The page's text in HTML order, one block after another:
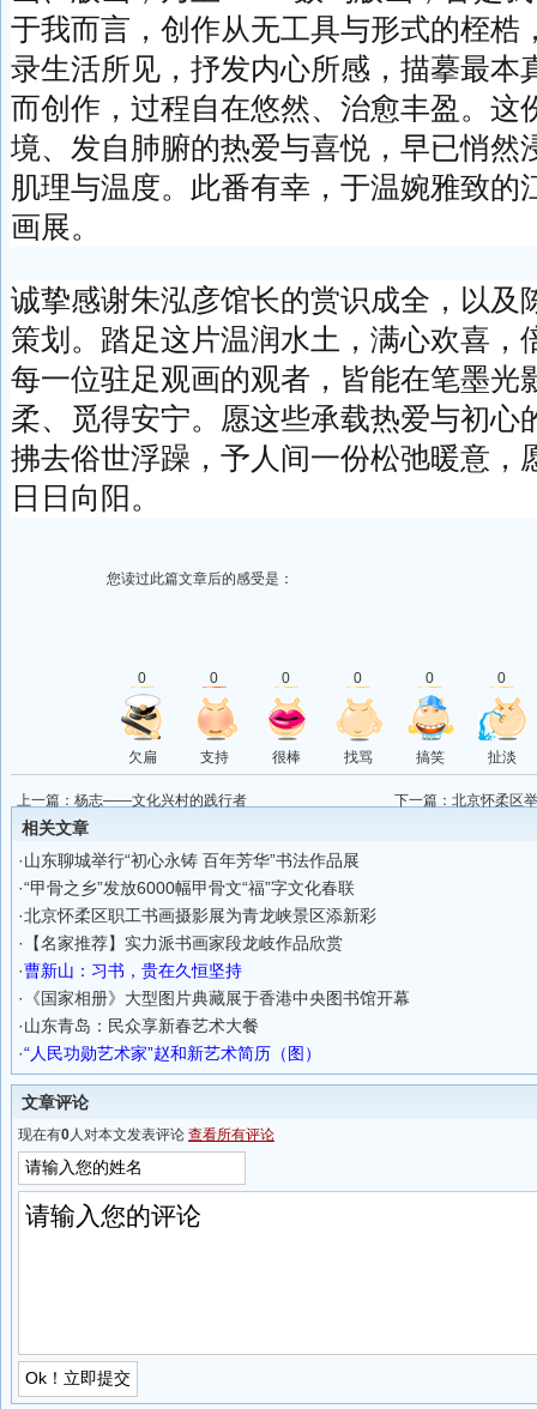
于我而言，创作从无工具与形式的桎
录生活所见，抒发内心所感，描摹最本
而创作，过程自在悠然、治愈丰盈。这
境、发自肺腑的热爱与喜悦，早已悄然
肌理与温度。此番有幸，于温婉雅致的
画展。
诚挚感谢朱泓彦馆长的赏识成全，以及
策划。踏足这片温润水土，满心欢喜，
每一位驻足观画的观者，皆能在笔墨光
柔、觅得安宁。愿这些承载热爱与初心
拂去俗世浮躁，予人间一份松弛暖意，
日日向阳。
您读过此篇文章后的感受是：
0 0 0 0 0 0
欠扁 支持 很棒 找骂 搞笑 扯淡
上一篇： 杨志——文化兴村的践行者 下一篇： 北京怀柔区
相关文章
·山东聊城举行“初心永铸 百年芳华”书法作品展
·“甲骨之乡”发放6000幅甲骨文“福”字文化春联
·北京怀柔区职工书画摄影展为青龙峡景区添新彩
·
【名家推荐】实力派书画家段龙岐作品欣赏
·曹新山：习书，贵在久恒坚持
·
《国家相册》大型图片典藏展于香港中央图书馆开幕
·山东青岛：民众享新春艺术大餐
·“人民功勋艺术家”赵和新艺术简历（图）
文章评论
现在有0人对本文发表评论 查看所有评论